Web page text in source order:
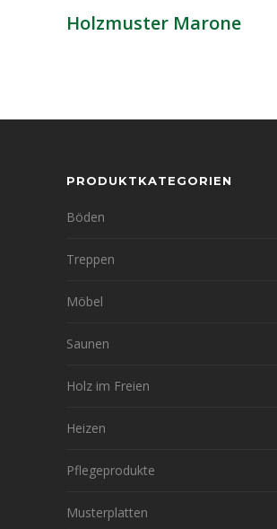
Holzmuster Marone
PRODUKTKATEGORIEN
Böden
Treppen
Möbel
Saunen
Holz im Freien
Heizen
Pflegeprodukte
Musterplatten